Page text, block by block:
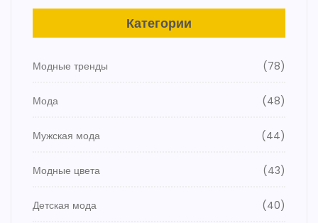
Категории
Модные тренды (78)
Мода (48)
Мужская мода (44)
Модные цвета (43)
Детская мода (40)